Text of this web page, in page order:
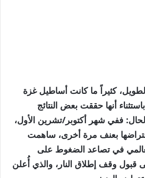
كثيراً ما كانت أساطيل غزة
أنها حققت بعض النتائج
ففي شهر أكتوبر/تشرين الأول،
بعنف مرة أخرى، ساهمت
في تصاعد الضغوط على
قبول وقف إطلاق النار، والذي أُعلن